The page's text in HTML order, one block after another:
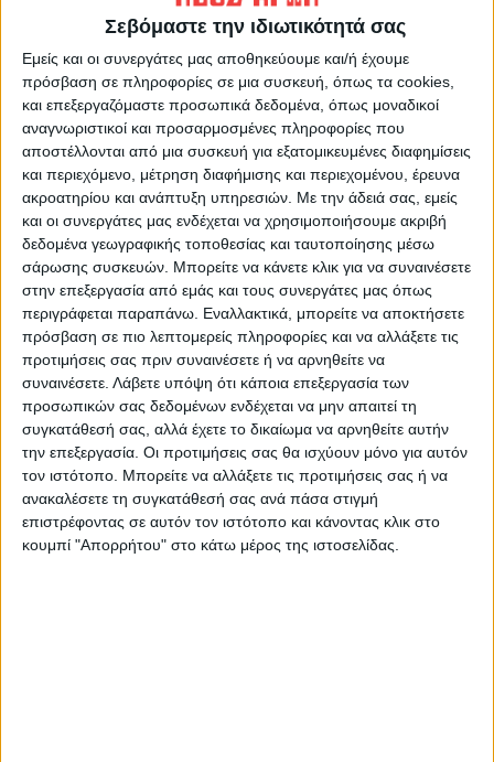
Σεβόμαστε την ιδιωτικότητά σας
Εμείς και οι συνεργάτες μας αποθηκεύουμε και/ή έχουμε
πρόσβαση σε πληροφορίες σε μια συσκευή, όπως τα cookies,
και επεξεργαζόμαστε προσωπικά δεδομένα, όπως μοναδικοί
αναγνωριστικοί και προσαρμοσμένες πληροφορίες που
αποστέλλονται από μια συσκευή για εξατομικευμένες διαφημίσεις
και περιεχόμενο, μέτρηση διαφήμισης και περιεχομένου, έρευνα
ακροατηρίου και ανάπτυξη υπηρεσιών. Με την άδειά σας, εμείς
και οι συνεργάτες μας ενδέχεται να χρησιμοποιήσουμε ακριβή
δεδομένα γεωγραφικής τοποθεσίας και ταυτοποίησης μέσω
σάρωσης συσκευών. Μπορείτε να κάνετε κλικ για να συναινέσετε
στην επεξεργασία από εμάς και τους συνεργάτες μας όπως
περιγράφεται παραπάνω. Εναλλακτικά, μπορείτε να αποκτήσετε
πρόσβαση σε πιο λεπτομερείς πληροφορίες και να αλλάξετε τις
προτιμήσεις σας πριν συναινέσετε ή να αρνηθείτε να
συναινέσετε. Λάβετε υπόψη ότι κάποια επεξεργασία των
προσωπικών σας δεδομένων ενδέχεται να μην απαιτεί τη
συγκατάθεσή σας, αλλά έχετε το δικαίωμα να αρνηθείτε αυτήν
την επεξεργασία. Οι προτιμήσεις σας θα ισχύουν μόνο για αυτόν
τον ιστότοπο. Μπορείτε να αλλάξετε τις προτιμήσεις σας ή να
ανακαλέσετε τη συγκατάθεσή σας ανά πάσα στιγμή
επιστρέφοντας σε αυτόν τον ιστότοπο και κάνοντας κλικ στο
κουμπί "Απορρήτου" στο κάτω μέρος της ιστοσελίδας.
επιχειρήσεις μας να μπορέσουν να ανοίξουν
και να λειτουργήσουν μετά την πανδημία
και μετά από όλη αυτή τη ζημιά», σημείωσε.
Γεωργιάδης: Είμαστε προσανατολισμένοι
στη δημιουργία των λαϊκών του 21ου αιώνα
Αναφορικά με το ηλεκτρονικό εμπόριο στις
λαϊκές αγορές, ο Αδωνις Γεωργιάδης
υπογράμμισε ότι το σχετικό νομοσχέδιο
βρίσκεται στη διαδικασία διαβούλευσης,
προσθέτοντας ότι πολλοί άνθρωποι των
λαϊκών αγορών έχουν εκφράσει αντιρρήσεις
ως προς τον εκσυγχρονισμό τους. «Εμείς
όμως είμαστε σταθερά προσανατολισμένοι
στη δημιουργία των λαϊκών αγορών του
21ου αιώνα. Ως Υπουργός έχω αποδείξει ότι
έχω στηρίξει πολύ τις λαϊκές αγορές όλο
αυτό τον χρόνο. Ο τελευταίος που μπορεί να
κατηγορηθεί ότι δεν ενδιαφέρεται για τις